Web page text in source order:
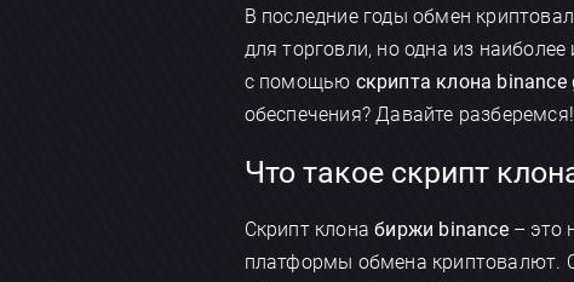
В последние годы обмен
для торговли, но одна из
с помощью скрипта клона binance
обеспечения? Давайте разберемся!
Что такое скрипт
Скрипт клонабиржи binance– это
платформы обмена криптовалют.